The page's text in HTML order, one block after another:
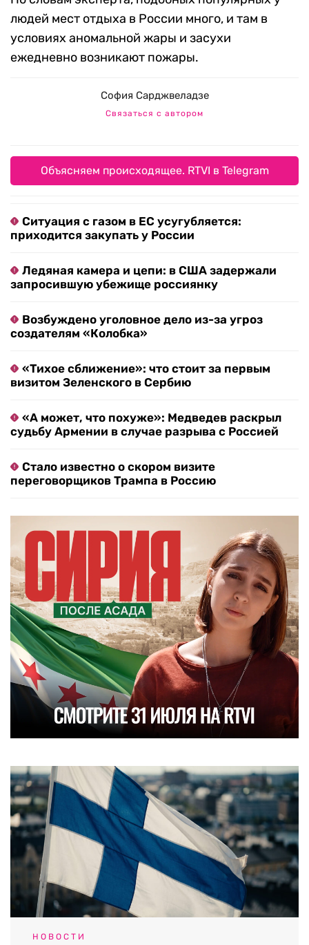
людей мест отдыха в России много, и там в
условиях аномальной жары и засухи
ежедневно возникают пожары.
София Сарджвеладзе
Связаться с автором
Объясняем происходящее. RTVI в Telegram
Ситуация с газом в ЕС усугубляется:
приходится закупать у России
Ледяная камера и цепи: в США задержали
запросившую убежище россиянку
Возбуждено уголовное дело из-за угроз
создателям «Колобка»
«Тихое сближение»: что стоит за первым
визитом Зеленского в Сербию
«А может, что похуже»: Медведев раскрыл
судьбу Армении в случае разрыва с Россией
Стало известно о скором визите
переговорщиков Трампа в Россию
НОВОСТИ